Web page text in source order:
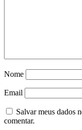
Nome
Email
Salvar meus dados
comentar.